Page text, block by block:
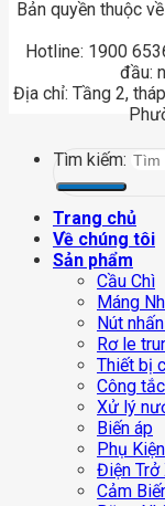
Bản quyền thuộc
Hotline: 1900
đầu:
Địa chỉ: Tầng 2,
Tìm kiếm:
Trang chủ
Về chúng tôi
Sản phẩm
Cầu Chì
Máng
Nút
Rơ le
Thiết bị
Công
Xử lý
Biến áp
Phụ Kiện
Điện Trở
Cảm